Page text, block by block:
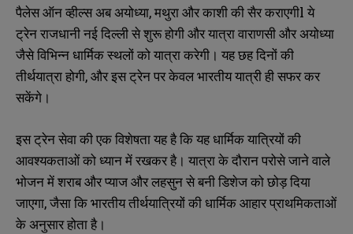
पैलेस ऑन व्हील्स अब अयोध्या, मथुरा और काशी की सैर कराएगीl ये
ट्रेन राजधानी नई दिल्ली से शुरू होगी और यात्रा वाराणसी और अयोध्या
जैसे विभिन्न धार्मिक स्थलों को यात्रा करेगी। यह छह दिनों की
तीर्थयात्रा होगी, और इस ट्रेन पर केवल भारतीय यात्री ही सफर कर
सकेंगे।
इस ट्रेन सेवा की एक विशेषता यह है कि यह धार्मिक यात्रियों की
आवश्यकताओं को ध्यान में रखकर है। यात्रा के दौरान परोसे जाने वाले
भोजन में शराब और प्याज और लहसुन से बनी डिशेज को छोड़ दिया
जाएगा, जैसा कि भारतीय तीर्थयात्रियों की धार्मिक आहार प्राथमिकताओं
के अनुसार होता है।